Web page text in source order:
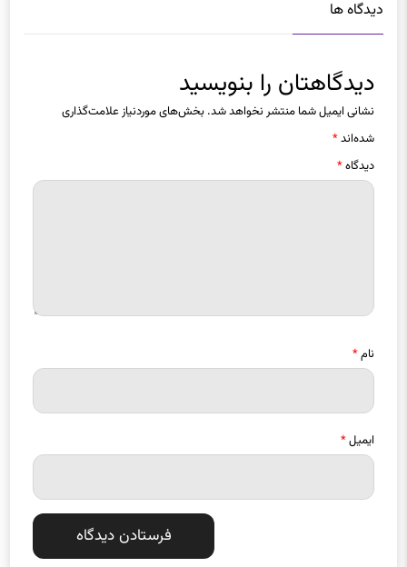
دیدگاه ها
دیدگاهتان را بنویسید
نشانی ایمیل شما منتشر نخواهد شد. بخش‌های موردنیاز علامت‌گذاری
شده‌اند*
دیدگاه*
نام*
ایمیل*